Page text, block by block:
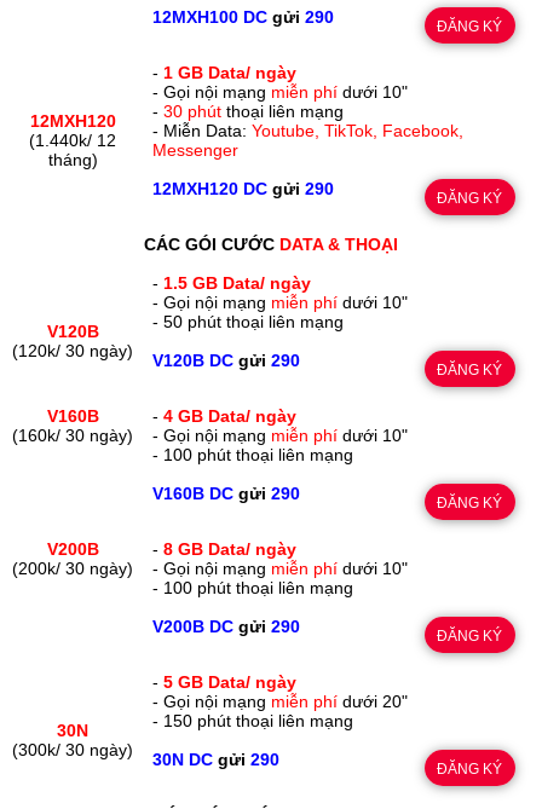
12MXH100 DCgửi 290 ĐĂNG KÝ
12MXH120
(1.440k/ 12
tháng)
- 1 GB Data/ ngày
- Gọi nội mạng miễn phídưới 10"
-30 phút thoại liên mạng
- Miễn Data:Youtube, TikTok, Facebook,
Messenger
12MXH120 DCgửi 290 ĐĂNG KÝ
CÁC GÓI CƯỚC DATA & THOẠI
V120B
(120k/ 30 ngày)
- 1.5 GB Data/ ngày
- Gọi nội mạng miễn phídưới 10"
- 50 phút thoại liên mạng
V120B DCgửi 290 ĐĂNG KÝ
V160B
(160k/ 30 ngày)
-4 GB Data/ ngày
- Gọi nội mạng miễn phídưới 10"
- 100 phút thoại liên mạng
V160B DCgửi 290 ĐĂNG KÝ
V200B
(200k/ 30 ngày)
-8 GB Data/ ngày
- Gọi nội mạng miễn phídưới 10"
- 100 phút thoại liên mạng
V200B DCgửi 290 ĐĂNG KÝ
30N
(300k/ 30 ngày)
-5 GB Data/ ngày
- Gọi nội mạng miễn phídưới 20"
- 150 phút thoại liên mạng
30N DCgửi 290 ĐĂNG KÝ